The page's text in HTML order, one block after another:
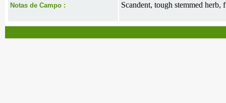
Notas de Campo : Scandent, tough stemmed